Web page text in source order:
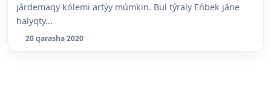
járdemaqy kólemi artýy múmkin. Bul týraly Eńbek jáne
halyqty...
20 qarasha 2020